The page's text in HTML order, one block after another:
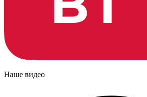
Наше видео